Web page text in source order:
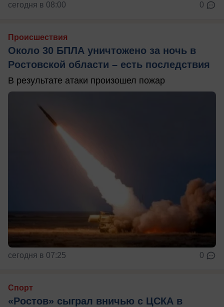
сегодня в 08:00 0
Происшествия
Около 30 БПЛА уничтожено за ночь в
Ростовской области – есть последствия
В результате атаки произошел пожар
сегодня в 07:25 0
Спорт
«Ростов» сыграл вничью с ЦСКА в